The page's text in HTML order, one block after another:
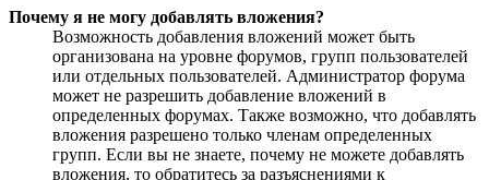
Почему я не могу добавлять вложения?
Возможность добавления вложений может быть
организована на уровне форумов, групп пользователей
или отдельных пользователей. Администратор форума
может не разрешить добавление вложений в
определенных форумах. Также возможно, что добавлять
вложения разрешено только членам определенных
групп. Если вы не знаете, почему не можете добавлять
вложения, то обратитесь за разъяснениями к